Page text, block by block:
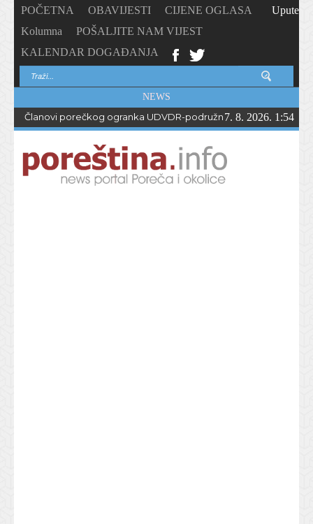
POČETNA OBAVIJESTI
CIJENE OGLASA
Kolumna
POŠALJITE NAM VIJEST
KALENDAR DOGAĐANJA
Upute
NEWS
Članovi porečkog ogranka UDVDR-podružnice Istarske
7. 8. 2026. 1:54